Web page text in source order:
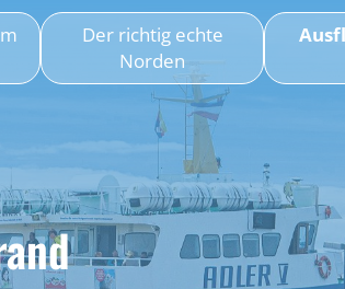
Der richtig echte
Norden